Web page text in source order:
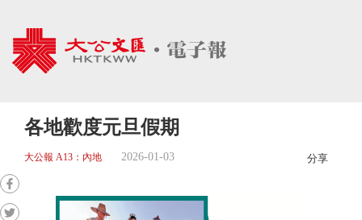
各地歡度元旦假期
大公報 A13：內地 2026-01-03 分享